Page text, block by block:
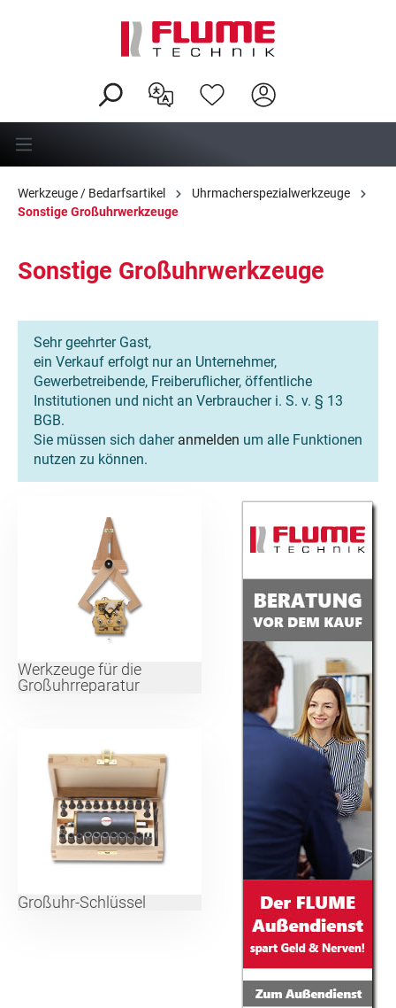
Werkzeuge / Bedarfsartikel
Uhrmacherspezialwerkzeuge
Sonstige Großuhrwerkzeuge
Sonstige Großuhrwerkzeuge
Sehr geehrter Gast,
ein Verkauf erfolgt nur an Unternehmer,
Gewerbetreibende, Freiberuflicher, öffentliche
Institutionen und nicht an Verbraucher i. S. v. § 13
BGB.
Sie müssen sich daher anmelden um alle Funktionen
nutzen zu können.
Werkzeuge für die
Großuhrreparatur
Großuhr-Schlüssel